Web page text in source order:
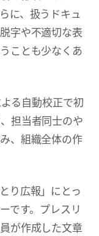
に、扱うドキュ
字や不適切な表
ことも少なくあ
る自動校正で初
担当者同士のや
、組織全体の作
り広報」にとっ
です。プレスリ
が作成した文章